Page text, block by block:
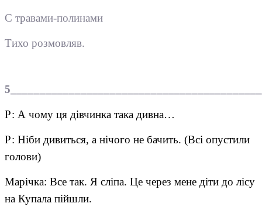
С травами-полинами
Тихо розмовляв.
Р: А чому ця дівчинка така дивна…
Р: Ніби дивиться, а нічого не бачить. (Всі опустили
голови)
Марічка: Все так. Я сліпа. Це через мене діти до лісу
на Купала пійшли.